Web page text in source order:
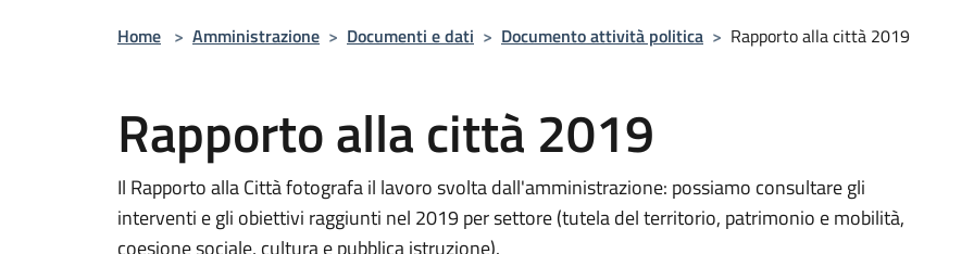
Home > Amministrazione > Documenti e dati > Documento attività politica > Rapporto alla città 2019
Rapporto alla città 2019
Il Rapporto alla Città fotografa il lavoro svolta dall'amministrazione: possiamo consultare gli
interventi e gli obiettivi raggiunti nel 2019 per settore (tutela del territorio, patrimonio e mobilità,
coesione sociale, cultura e pubblica istruzione).